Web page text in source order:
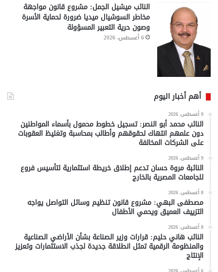
النائب ميشيل الجمل: مشروع قانون مواجهة
مخاطر السوشيال ميديا ضرورة لحماية الأسرة
وصون حرية التعبير المسؤولة
6 أغسطس، 2026
أهم أخبار اليوم
9 أغسطس، 2026
النائب محمد أبو النصر: تسجيل خطوط محمول بأسماء المواطنين
دون علمهم انتهاك لحقوقهم وأطالب بمحاسبة وتغليظ العقوبات
على الشركات المخالفة
9 أغسطس، 2026
النائبة مروة حسان تدعم إطلاق خريطة استثمارية لتأسيس فروع
للجامعات المصرية بالخارج
8 أغسطس، 2026
مصطفى البهي: مشروع قانون تنظيم وسائل التواصل يواجه
التزييف العميق ويحمي الأطفال
8 أغسطس، 2026
النائب هاني حليم: قرارات وزير الصناعة بشأن الأراضي الصناعية
والمنظومة الرقمية تمثل انطلاقة جديدة لجذب الاستثمارات وتعزيز
الإنتاج